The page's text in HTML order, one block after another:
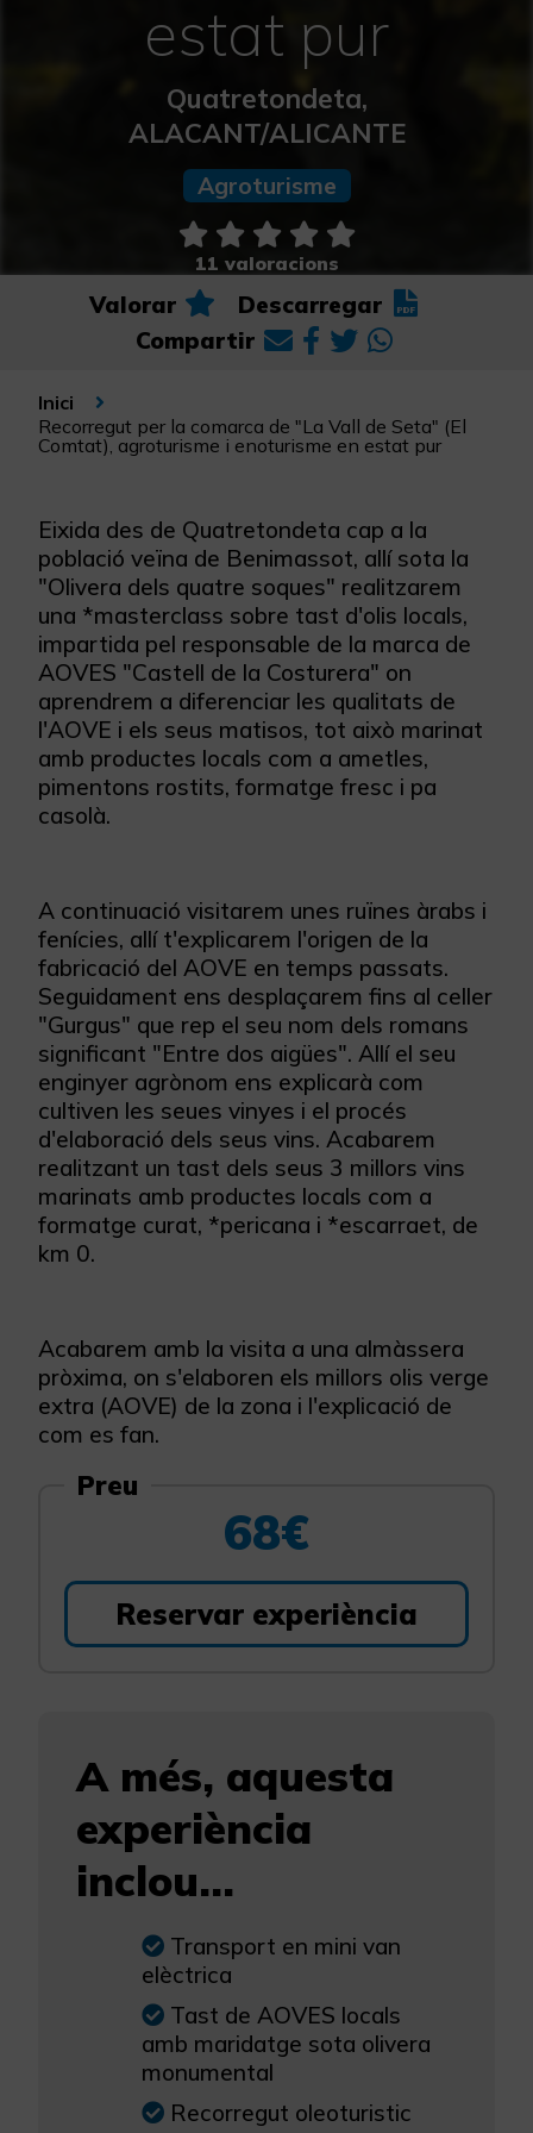
estat pur
Quatretondeta,
ALACANT/ALICANTE
Agroturisme
11 valoracions
Valorar
Descarregar
Compartir
Inici
Recorregut per la comarca de "La Vall de Seta" (El
Comtat), agroturisme i enoturisme en estat pur
Eixida des de Quatretondeta cap a la
població veïna de Benimassot, allí sota la
"Olivera dels quatre soques" realitzarem
una *masterclass sobre tast d'olis locals,
impartida pel responsable de la marca de
AOVES "Castell de la Costurera" on
aprendrem a diferenciar les qualitats de
l'AOVE i els seus matisos, tot això marinat
amb productes locals com a ametles,
pimentons rostits, formatge fresc i pa
casolà.
A continuació visitarem unes ruïnes àrabs i
fenícies, allí t'explicarem l'origen de la
fabricació del AOVE en temps passats.
Seguidament ens desplaçarem fins al celler
"Gurgus" que rep el seu nom dels romans
significant "Entre dos aigües". Allí el seu
enginyer agrònom ens explicarà com
cultiven les seues vinyes i el procés
d'elaboració dels seus vins. Acabarem
realitzant un tast dels seus 3 millors vins
marinats amb productes locals com a
formatge curat, *pericana i *escarraet, de
km 0.
Acabarem amb la visita a una almàssera
pròxima, on s'elaboren els millors olis verge
extra (AOVE) de la zona i l'explicació de
com es fan.
Preu
68€
Reservar experiència
A més, aquesta
experiència
inclou...
Transport en mini van
elèctrica
Tast de AOVES locals
amb maridatge sota olivera
monumental
Recorregut oleoturistic